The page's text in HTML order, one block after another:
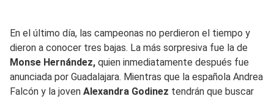
En el último día, las campeonas no perdieron el tiempo y
dieron a conocer tres bajas. La más sorpresiva fue la de
Monse Hernández, quien inmediatamente después fue
anunciada por Guadalajara. Mientras que la española Andrea
Falcón y la joven Alexandra Godinez tendrán que buscar